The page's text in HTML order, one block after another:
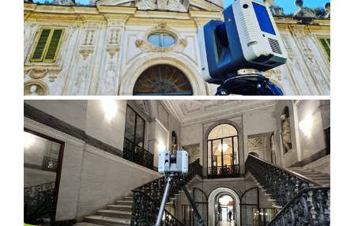
Nuraghe nelle Marghine (Nu)
Giardini segreti di Villa Borghese,
Roma